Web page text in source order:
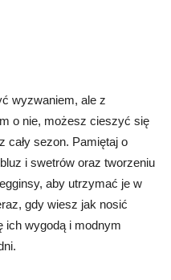
wyzwaniem, ale z
o nie, możesz cieszyć się
cały sezon. Pamiętaj o
i swetrów oraz tworzeniu
aby utrzymać je w
gdy wiesz jak nosić
ich wygodą i modnym